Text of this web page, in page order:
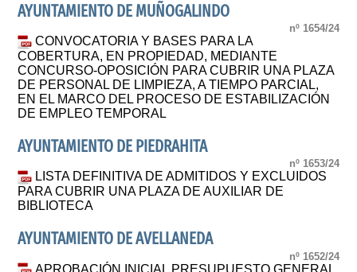
AYUNTAMIENTO DE MUÑOGALINDO
nº 1654/24
CONVOCATORIA Y BASES PARA LA
COBERTURA, EN PROPIEDAD, MEDIANTE
CONCURSO-OPOSICIÓN PARA CUBRIR UNA PLAZA
DE PERSONAL DE LIMPIEZA, A TIEMPO PARCIAL,
EN EL MARCO DEL PROCESO DE ESTABILIZACIÓN
DE EMPLEO TEMPORAL
AYUNTAMIENTO DE PIEDRAHITA
nº 1653/24
LISTA DEFINITIVA DE ADMITIDOS Y EXCLUIDOS
PARA CUBRIR UNA PLAZA DE AUXILIAR DE
BIBLIOTECA
AYUNTAMIENTO DE AVELLANEDA
nº 1652/24
APROBACIÓN INICIAL PRESUPUESTO GENERAL